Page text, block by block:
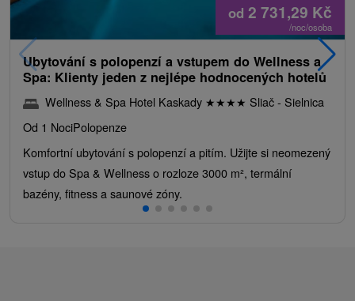
od 2 731,29 Kč
/noc/osoba
Ubytování s polopenzí a vstupem do Wellness a
Spa: Klienty jeden z nejlépe hodnocených hotelů
Wellness & Spa Hotel Kaskady ★★★★ Sliač - Sielnica
Od 1 NociPolopenze
Komfortní ubytování s polopenzí a pitím. Užijte si neomezený
vstup do Spa & Wellness o rozloze 3000 m², termální
bazény, fitness a saunové zóny.